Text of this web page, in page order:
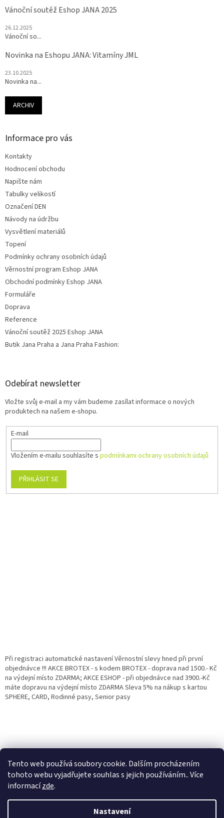
Tento web používá soubory cookie. Dalším procházením
tohoto webu vyjadřujete souhlas s jejich používáním.. Více
informacízde.
Nastavení
nastavená Věrnostní sleva 3% - 10% na Všechny Vaše další nákupy. Čím
Vánoční soutěž Eshop JANA 2025
26.12.2025
Vánoční so...
Novinka na Eshopu JANA: Vitamíny JML
23.10.2025
Novinka na...
ARCHIV
Informace pro vás
Kontakty
Hodnocení obchodu
Napište nám
Tabulky velikostí
Označení DEN
Návody na údržbu
Vysvětlení materiálů
Topení
Podmínky ochrany osobních údajů
Věrnostní program Eshop JANA
Obchodní podmínky Eshop JANA
Formuláře
Doprava
Reference
Vánoční soutěž 2025 Eshop JANA
Butik Jana Praha a Jana Praha Fashion:
Odebírat newsletter
Vložte svůj e-mail a my vám budeme zasílat informace o nových
produktech na našem e-shopu.
E-mail
Vložením e-mailu souhlasíte s podmínkami ochrany osobních údajů
PŘIHLÁSIT SE
Při registraci automatické nastavení Věrnostní slevy hned při první
objednávce !!! AKCE BROTEX - s kodem BROTEX - doprava nad 1500.- Kč
na výdejní místo ZDARMA; AKCE ESHOP - při objednávce nad 3900.-Kč
máte dopravu na výdejní místo ZDARMA Sleva 5% na nákup s kartou
SPHERE, CARD, Rodinné pasy, Senior pasy